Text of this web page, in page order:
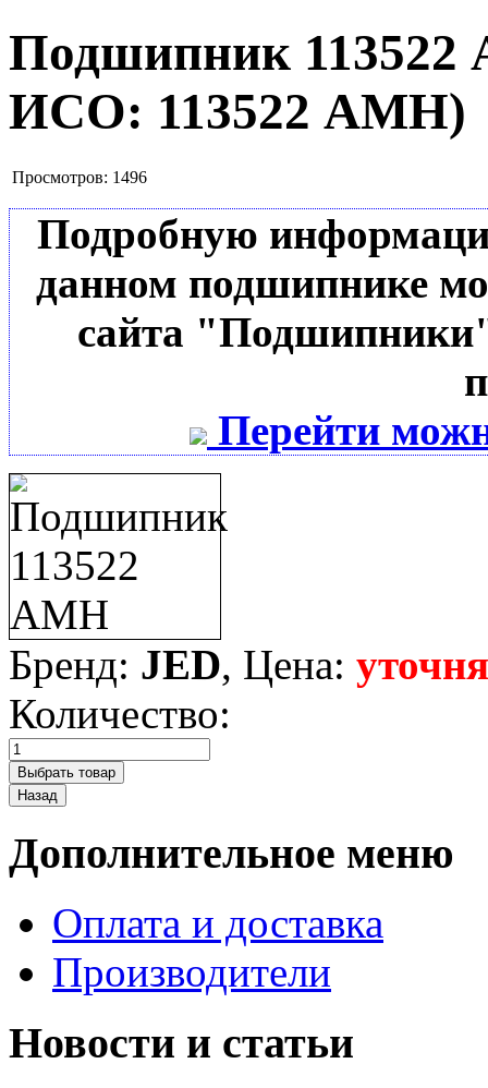
Подшипник
ИСО: 113522 АМН)
Просмотров: 1496
Подробную
данном подшипнике
сайта
Перейти
Бренд: JED, Цена:
Количество:
Дополнительное меню
Оплата и доставка
Производители
Новости и статьи